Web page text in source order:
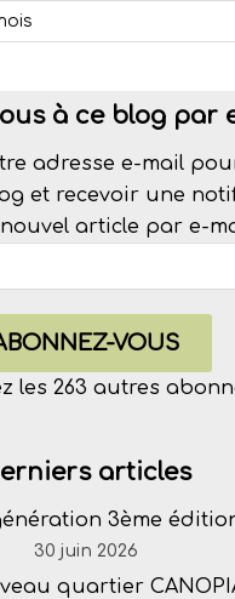
à ce blog par
adresse e-mail
et recevoir une
article par e-
VOUS
les 263 autres
articles
3ème
30 juin 2026
quartier